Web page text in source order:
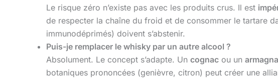
Le risque zéro n’existe pas avec les produits crus. Il est
de respecter la chaîne du froid et de consommer le tartare
immunodéprimés) doivent s’abstenir.
Puis-je remplacer le whisky par un autre alcool ?
Absolument. Le concept s’adapte. Un cognac ou un
botaniques prononcées (genièvre, citron) peut créer une